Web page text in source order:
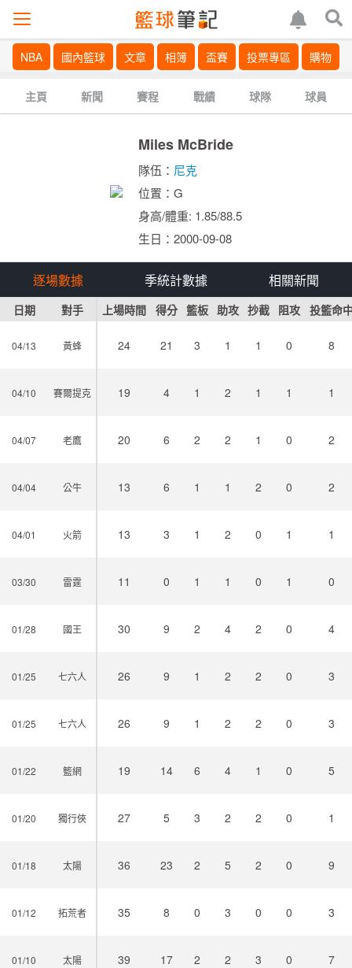
NBA 國內籃球 文章 相簿 盃賽 投票專區 購物
主頁 新聞 賽程 戰績 球隊 球員
Miles McBride
隊伍： 尼克
位置：G
身高/體重: 1.85/88.5
生日：2000-09-08
逐場數據 季統計數據 相關新聞
日期 對手
04/13 黃蜂
04/10 賽爾提克
04/07 老鷹
04/04 公牛
04/01 火箭
03/30 雷霆
01/28 國王
01/25 七六人
01/25 七六人
01/22 籃網
01/20 獨行俠
01/18 太陽
01/12 拓荒者
01/10 太陽
上場時間 得分 籃板 助攻 抄截 阻攻 投籃命
24 21 3 1 1 0 8
19 4 1 2 1 1 1
20 6 2 2 1 0 2
13 6 1 1 2 0 2
13 3 1 2 0 1 1
11 0 1 1 0 1 0
30 9 2 4 2 0 4
26 9 1 2 2 0 3
26 9 1 2 2 0 3
19 14 6 4 1 0 5
27 5 3 2 2 0 1
36 23 2 5 2 0 9
35 8 0 3 0 0 3
39 17 2 2 3 0 7